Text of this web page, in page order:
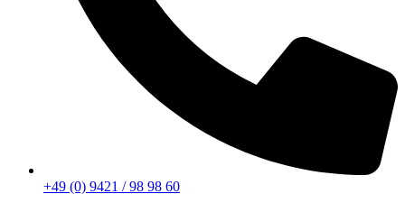
+49 (0) 9421 / 98 98 60